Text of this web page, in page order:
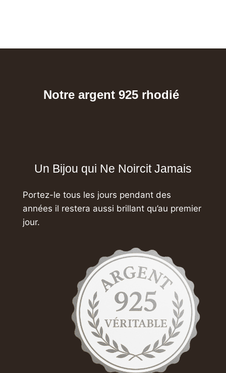
Notre argent 925 rhodié
Un Bijou qui Ne Noircit Jamais
Portez-le tous les jours pendant des
années il restera aussi brillant qu’au premier
jour.